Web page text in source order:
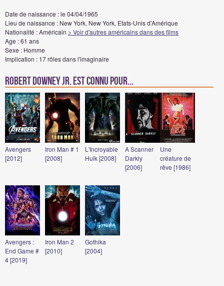
Date de naissance : le 04/04/1965
Lieu de naissance : New York, New York, Etats-Unis d'Amérique
Nationalité : Américain > Voir d'autres américains dans des films
Age : 61 ans
Sexe : Homme
Implication : 17 rôles dans l'imaginaire
Robert Downey Jr. est connu pour...
Avengers
[2012]
Iron Man # 1
[2008]
L'Incroyable
Hulk [2008]
A Scanner
Darkly
[2006]
Une
créature de
rêve [1986]
Avengers :
End Game #
4 [2019]
Iron Man 2
[2010]
Gothika
[2004]